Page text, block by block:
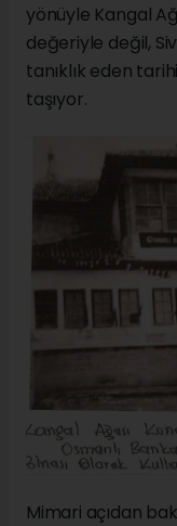
yönüyle Kangal
değeriyle değil,
tanıklık eden
taşıyor.
Mimari açıdan